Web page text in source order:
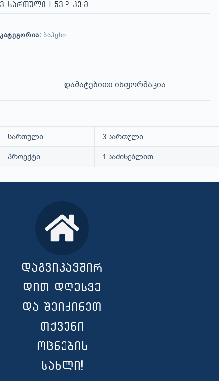
3 სართული | 53.2 კვ.მ
ᲙᲐᲢᲔᲒᲝᲠᲘᲐ:ᲖᲐᲰᲔᲡᲘ
დამატებითი ინფორმაცია
სართული 3 სართული
პროექტი 1 საძინებლით
დაგვიკავშირ
დით დღესვე
და შეიძინეთ
თქვენი
ოცნების
სახლი!